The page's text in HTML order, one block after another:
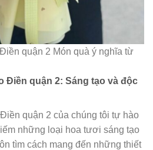
quận 2 Món quà ý nghĩa từ
Điền quận 2: Sáng tạo và độc
quận 2 của chúng tôi tự hào
những loại hoa tươi sáng tạo
tìm cách mang đến những thiết